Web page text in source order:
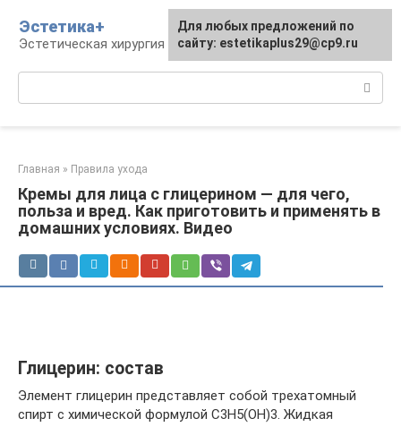
контенту
Эстетика+
Эстетическая хирургия и косметология
Главная » Правила ухода
Кремы для лица с глицерином — для чего,
польза и вред. Как приготовить и применять в
домашних условиях. Видео
Глицерин: состав
Элемент глицерин представляет собой трехатомный
спирт с химической формулой C3H5(OH)3. Жидкая
Для любых предложений по
сайту: estetikaplus29@cp9.ru